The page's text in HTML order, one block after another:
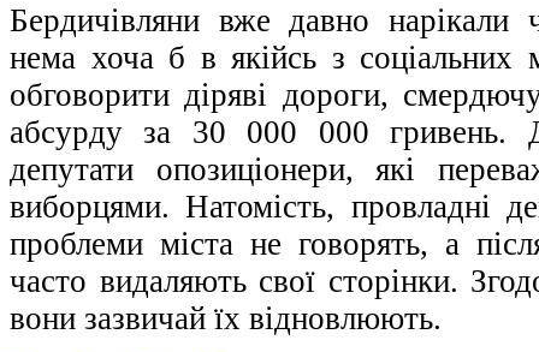
Бердичівляни вже давно нарікали
нема хоча б в якійсь з
обговорити діряві дороги,
абсурду за 30 000 000 гривень.
депутати опозиціонери, які
виборцями. Натомість, провладні
проблеми міста не говорять, а
часто видаляють свої сторінки.
вони зазвичай їх відновлюють.